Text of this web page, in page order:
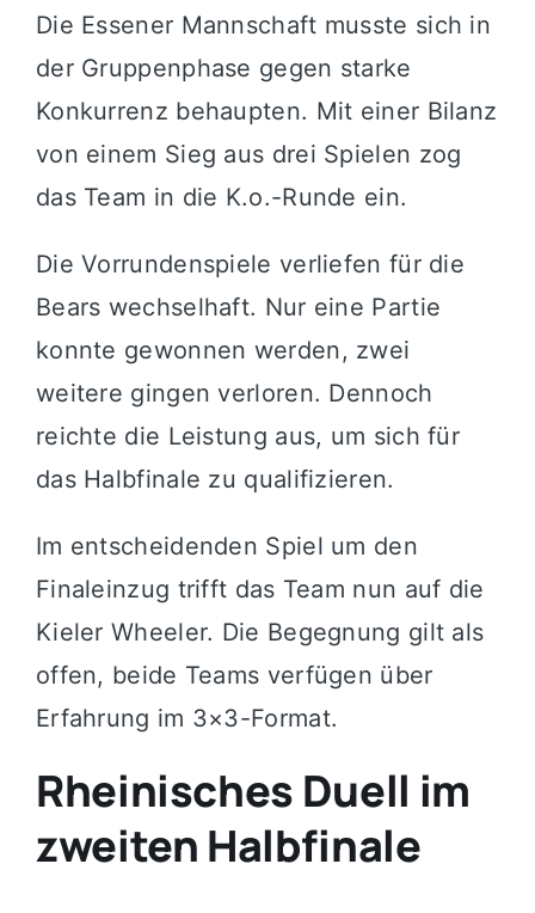
Die Essener Mannschaft musste sich in
der Gruppenphase gegen starke
Konkurrenz behaupten. Mit einer Bilanz
von einem Sieg aus drei Spielen zog
das Team in die K.o.-Runde ein.
Die Vorrundenspiele verliefen für die
Bears wechselhaft. Nur eine Partie
konnte gewonnen werden, zwei
weitere gingen verloren. Dennoch
reichte die Leistung aus, um sich für
das Halbfinale zu qualifizieren.
Im entscheidenden Spiel um den
Finaleinzug trifft das Team nun auf die
Kieler Wheeler. Die Begegnung gilt als
offen, beide Teams verfügen über
Erfahrung im 3×3-Format.
Rheinisches Duell im
zweiten Halbfinale